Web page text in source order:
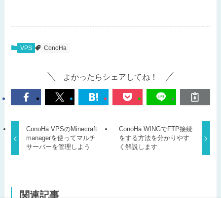
VPS ConoHa
よかったらシェアしてね！
ConoHa VPSのMinecraft
managerを使ってマルチ
サーバーを管理しよう
ConoHa WINGでFTP接続
をする方法を分かりやす
く解説します
関連記事